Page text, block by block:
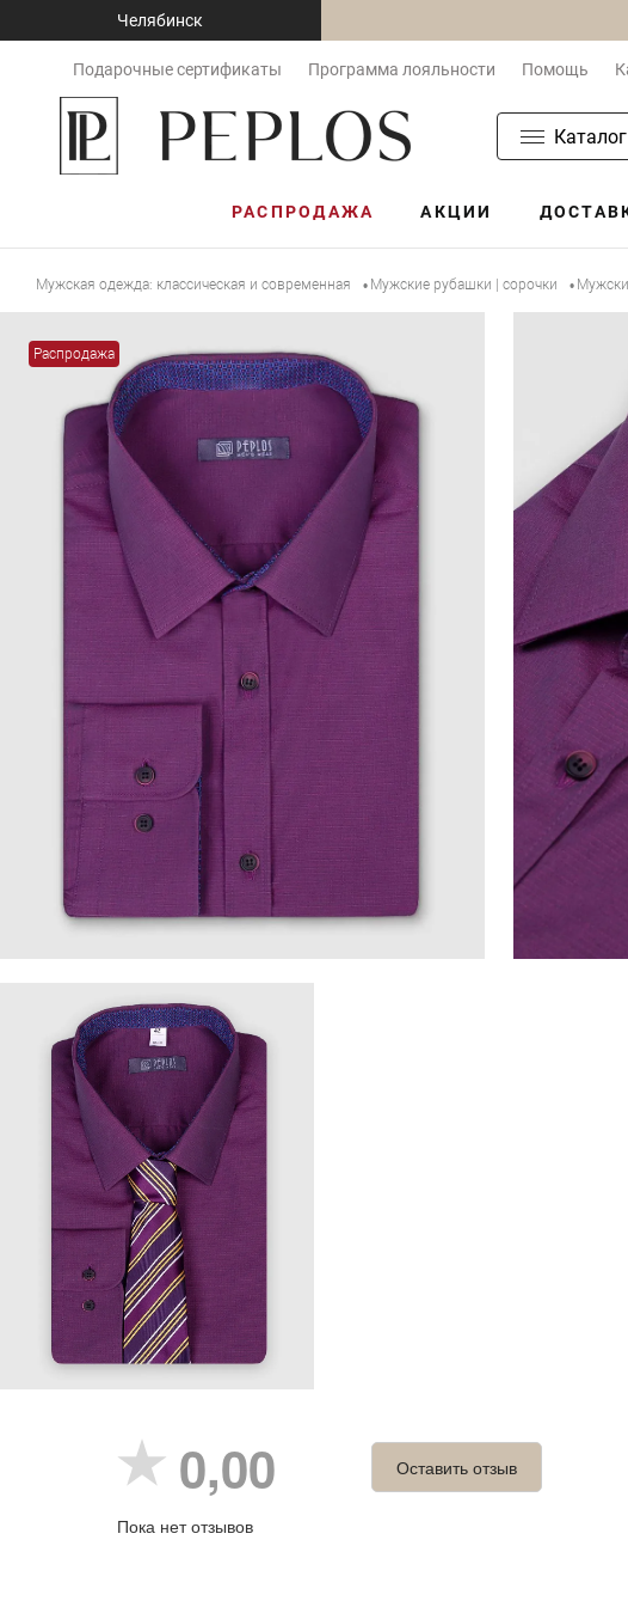
Челябинск
Подарочные сертификаты Программа лояльности Помощь
Каталог
РАСПРОДАЖА АКЦИИ
Мужская одежда: классическая и современная • Мужские рубашки | сорочки •
Распродажа
0,00
Пока нет отзывов
Оставить отзыв